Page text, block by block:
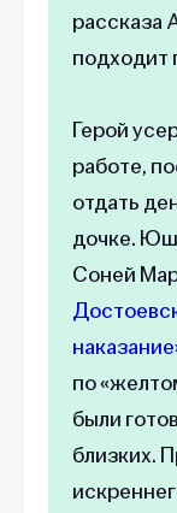
рассказа
подходит
Герой
работе,
отдать
дочке.
Соней
по
были
близких.